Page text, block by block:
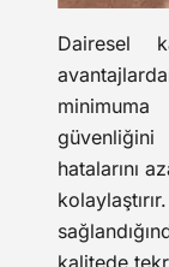
Dairesel
güvenliğini
hatalarını
kalitede